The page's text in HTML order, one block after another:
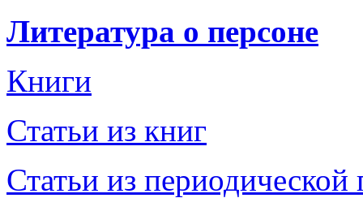
Литература о персоне
Книги
Статьи из книг
Статьи из периодической